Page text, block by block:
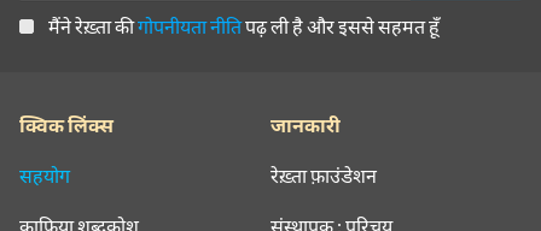
मैंने रेख़्ता कीगोपनीयता नीतिपढ़ ली है और इससे सहमत हूँ
क्विक लिंक्स
सहयोग
क़ाफ़िया शब्दकोश
जानकारी
रेख़्ता फ़ाउंडेशन
संस्थापक : परिचय